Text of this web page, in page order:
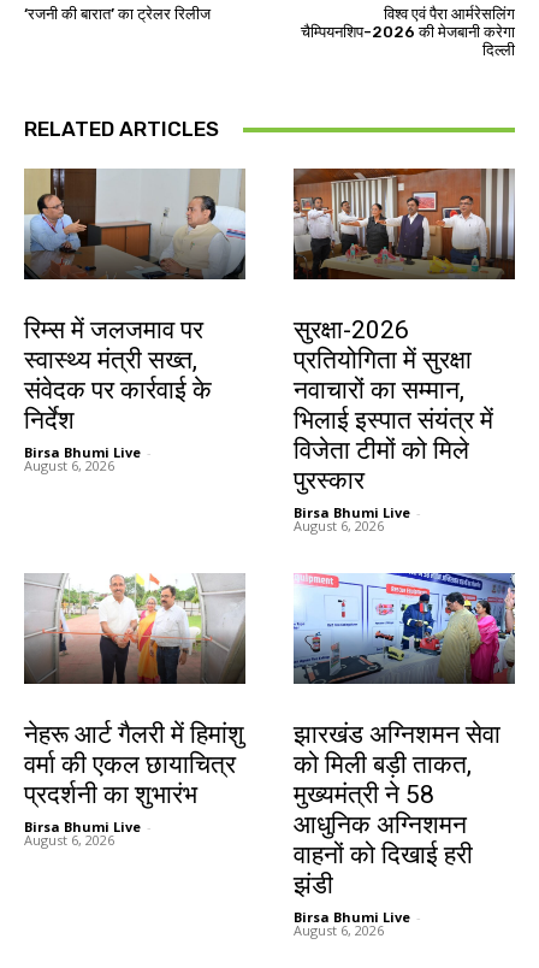
‘रजनी की बारात’ का ट्रेलर रिलीज
विश्व एवं पैरा आर्मरेसलिंग
चैम्पियनशिप-2026 की मेजबानी करेगा
दिल्ली
RELATED ARTICLES
रिम्स में जलजमाव पर
स्वास्थ्य मंत्री सख्त,
संवेदक पर कार्रवाई के
निर्देश
Birsa Bhumi Live -
August 6, 2026
सुरक्षा-2026
प्रतियोगिता में सुरक्षा
नवाचारों का सम्मान,
भिलाई इस्पात संयंत्र में
विजेता टीमों को मिले
पुरस्कार
Birsa Bhumi Live -
August 6, 2026
नेहरू आर्ट गैलरी में हिमांशु
वर्मा की एकल छायाचित्र
प्रदर्शनी का शुभारंभ
Birsa Bhumi Live -
August 6, 2026
झारखंड अग्निशमन सेवा
को मिली बड़ी ताकत,
मुख्यमंत्री ने 58
आधुनिक अग्निशमन
वाहनों को दिखाई हरी
झंडी
Birsa Bhumi Live -
August 6, 2026